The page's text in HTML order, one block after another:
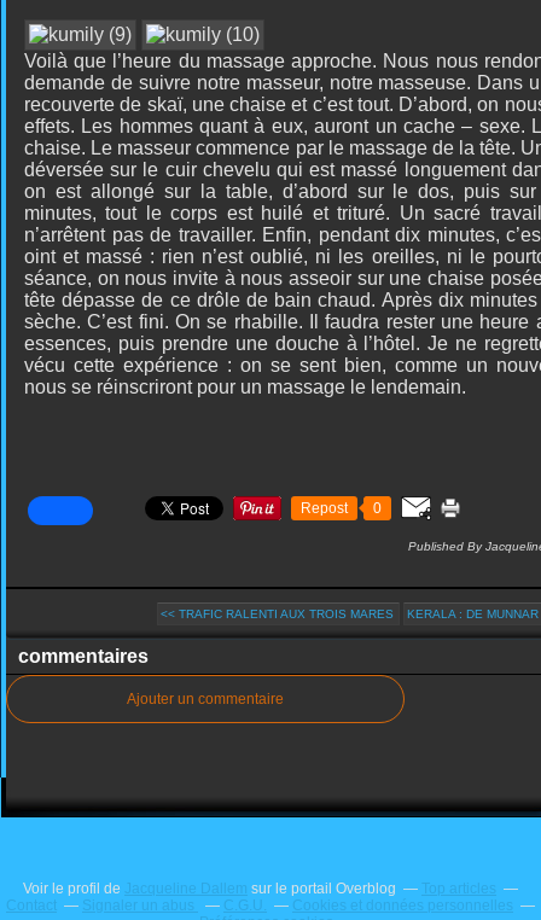
Voilà que l’heure du massage approche. Nous nous
demande de suivre notre masseur, notre masseuse. Dans
recouverte de skaï, une chaise et c’est tout. D’abord, on
effets. Les hommes quant à eux, auront un cache – sexe.
chaise. Le masseur commence par le massage de la tête.
déversée sur le cuir chevelu qui est massé longuement
on est allongé sur la table, d’abord sur le dos, puis
minutes, tout le corps est huilé et trituré. Un sacré
n’arrêtent pas de travailler. Enfin, pendant dix minutes,
oint et massé : rien n’est oublié, ni les oreilles, ni le
séance, on nous invite à nous asseoir sur une chaise
tête dépasse de ce drôle de bain chaud. Après dix
sèche. C’est fini. On se rhabille. Il faudra rester une
essences, puis prendre une douche à l’hôtel. Je ne
vécu cette expérience : on se sent bien, comme un
nous se réinscriront pour un massage le lendemain.
Repost 0
Published By
<< TRAFIC RALENTI AUX TROIS MARES KERALA : DE
commentaires
Ajouter un commentaire
Voir le profil de Jacqueline Dallem sur le portail Overblog
Top articles
Contact
Signaler un abus C.G.U.
Cookies et données personnelles